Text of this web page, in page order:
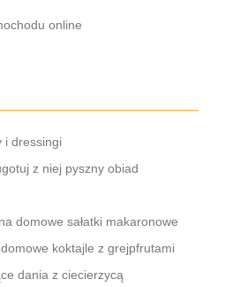
online
i dressingi
z niej pyszny obiad
domowe sałatki makaronowe
koktajle z grejpfrutami
dania z ciecierzycą